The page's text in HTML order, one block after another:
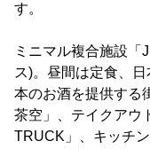
す。
ミニマル複合施設「
ス)。昼間は定食、
本のお酒を提供する
茶空」、テイクアウ
TRUCK」、キッチ